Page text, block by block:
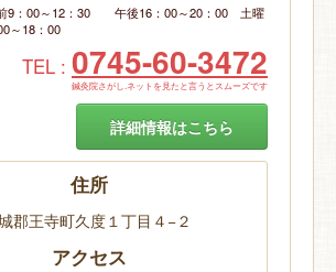
前9：00～12：30 午後16：00～20：00 土曜
～18：00
TEL : 0745-60-3472
鍼灸院さがし.ネットを見たと言うとスムーズです
詳細情報はこちら
住所
郡王寺町久度１丁目４−２
アクセス